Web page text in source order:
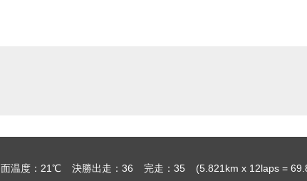
温度：21℃ 決勝出走：36 完走：35 (5.821 km x 12laps =